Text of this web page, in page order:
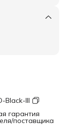
Black-III
гарантия
поставщика